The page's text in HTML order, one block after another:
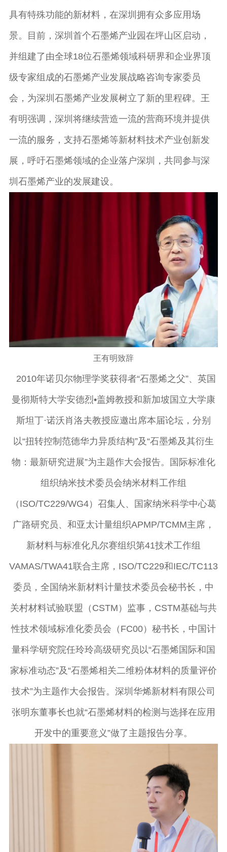
具有特殊功能的新材料，在深圳拥有众多应用场
景。目前，深圳首个石墨烯产业园在坪山区启动，
并组建了由全球18位石墨烯领域科研界和企业界顶
级专家组成的石墨烯产业发展战略咨询专家委员
会，为深圳石墨烯产业发展树立了新的里程碑。王
有明强调，深圳将继续营造一流的营商环境并提供
一流的服务，支持石墨烯等新材料技术产业创新发
展，呼吁石墨烯领域的企业落户深圳，共同参与深
圳石墨烯产业的发展建设。
王有明致辞
2010年诺贝尔物理学奖获得者“石墨烯之父”、英国
曼彻斯特大学安德烈•盖姆教授和新加坡国立大学康
斯坦丁·诺沃肖洛夫教授应邀出席本届论坛，分别
以“扭转控制范德华力异质结构”及“石墨烯及其衍生
物：最新研究进展”为主题作大会报告。国际标准化
组织纳米技术委员会纳米材料工作组
（ISO/TC229/WG4）召集人、国家纳米科学中心葛
广路研究员、和亚太计量组织APMP/TCMM主席，
新材料与标准化凡尔赛组织第41技术工作组
VAMAS/TWA41联合主席，ISO/TC229和IEC/TC113
委员，全国纳米新材料计量技术委员会秘书长，中
关村材料试验联盟（CSTM）监事，CSTM基础与共
性技术领域标准化委员会（FC00）秘书长，中国计
量科学研究院任玲玲高级研究员以“石墨烯国际和国
家标准动态”及“石墨烯相关二维粉体材料的质量评价
技术”为主题作大会报告。深圳华烯新材料有限公司
张明东董事长也就“石墨烯材料的检测与选择在应用
开发中的重要意义”做了主题报告分享。